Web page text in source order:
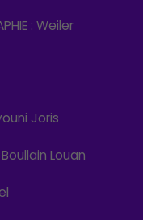
: Weiler
Joris
Louan